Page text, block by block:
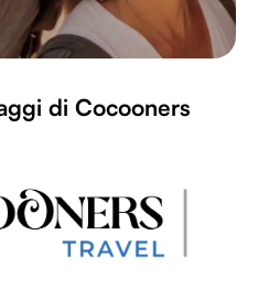
di Cocooners